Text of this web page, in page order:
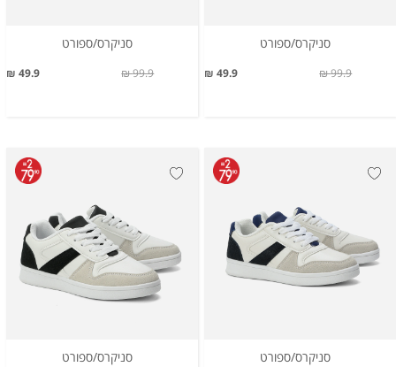
סניקרס/ספורט
49.9 ₪ 99.9 ₪
סניקרס/ספורט
49.9 ₪ 99.9 ₪
סניקרס/ספורט סניקרס/ספורט